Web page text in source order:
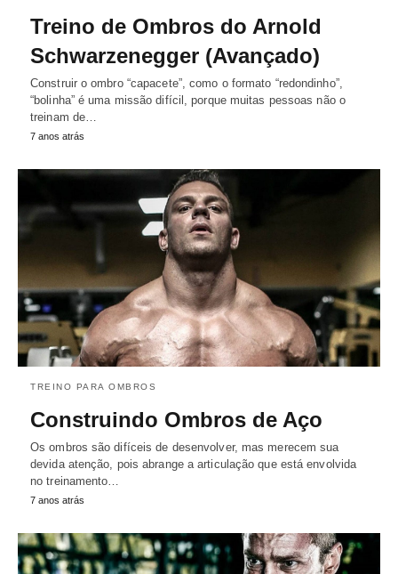
Treino de Ombros do Arnold
Schwarzenegger (Avançado)
Construir o ombro “capacete”, como o formato “redondinho”,
“bolinha” é uma missão difícil, porque muitas pessoas não o
treinam de…
7 anos atrás
TREINO PARA OMBROS
Construindo Ombros de Aço
Os ombros são difíceis de desenvolver, mas merecem sua
devida atenção, pois abrange a articulação que está envolvida
no treinamento…
7 anos atrás